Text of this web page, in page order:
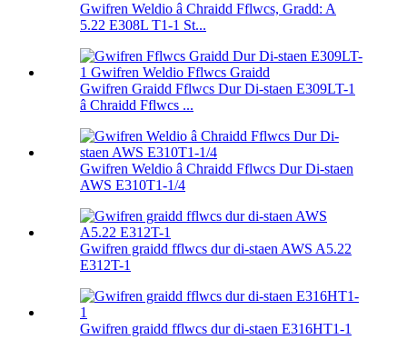
Gwifren Weldio â Chraidd Fflwcs, Gradd: A
5.22 E308L T1-1 St...
Gwifren Graidd Fflwcs Dur Di-staen E309LT-1
â Chraidd Fflwcs ...
Gwifren Weldio â Chraidd Fflwcs Dur Di-staen
AWS E310T1-1/4
Gwifren graidd fflwcs dur di-staen AWS A5.22
E312T-1
Gwifren graidd fflwcs dur di-staen E316HT1-1